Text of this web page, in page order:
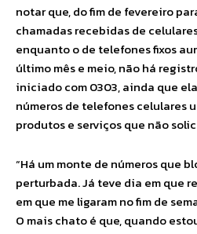
notar que, do fim de fevereiro
chamadas recebidas de
enquanto o de telefones fixos
último mês e meio, não há
iniciado com 0303, ainda que
números de telefones celulares
produtos e serviços que não
“Há um monte de números que
perturbada. Já teve dia em que
em que me ligaram no fim de
O mais chato é que, quando